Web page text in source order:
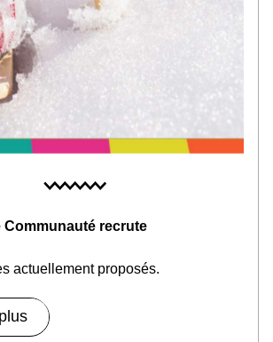
Communauté recrute
actuellement proposés.